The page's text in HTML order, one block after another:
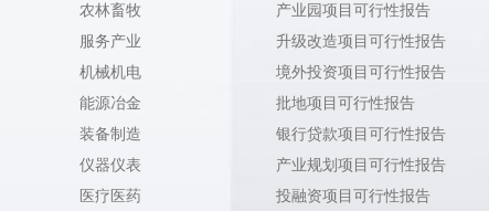
农林畜牧
服务产业
机械机电
能源冶金
装备制造
仪器仪表
医疗医药
产业园项目可行性报告
升级改造项目可行性报告
境外投资项目可行性报告
批地项目可行性报告
银行贷款项目可行性报告
产业规划项目可行性报告
投融资项目可行性报告